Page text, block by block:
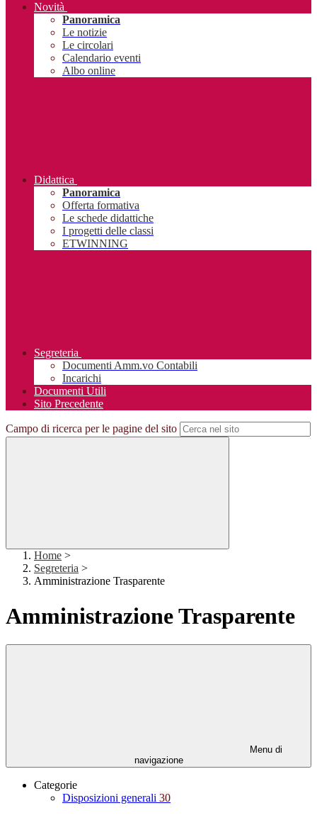
Novità
Panoramica
Le notizie
Le circolari
Calendario eventi
Albo online
Didattica
Panoramica
Offerta formativa
Le schede didattiche
I progetti delle classi
ETWINNING
Segreteria
Documenti Amm.vo Contabili
Incarichi
Documenti Utili
Sito Precedente
Campo di ricerca per le pagine del sito
Home >
Segreteria >
Amministrazione Trasparente
Amministrazione Trasparente
Menu di
navigazione
Categorie
Disposizioni generali 30